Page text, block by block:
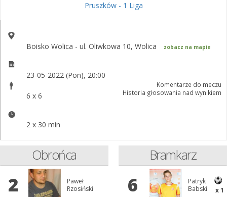
Pruszków - 1 Liga
Boisko Wolica - ul. Oliwkowa 10, Wolica zobacz na mapie
23-05-2022 (Pon), 20:00
6 x 6
2 x 30 min
Komentarze do meczu
Historia głosowania nad wynikiem
Obrońca
2
Paweł
Rzosiński
Bramkarz
6
Patryk
Babski
x 1